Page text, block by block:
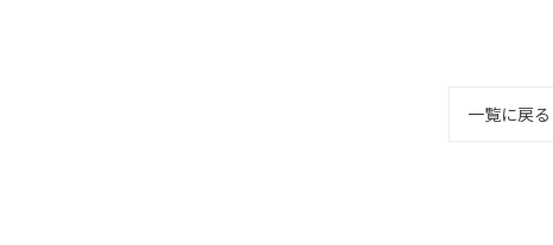
一覧に戻る